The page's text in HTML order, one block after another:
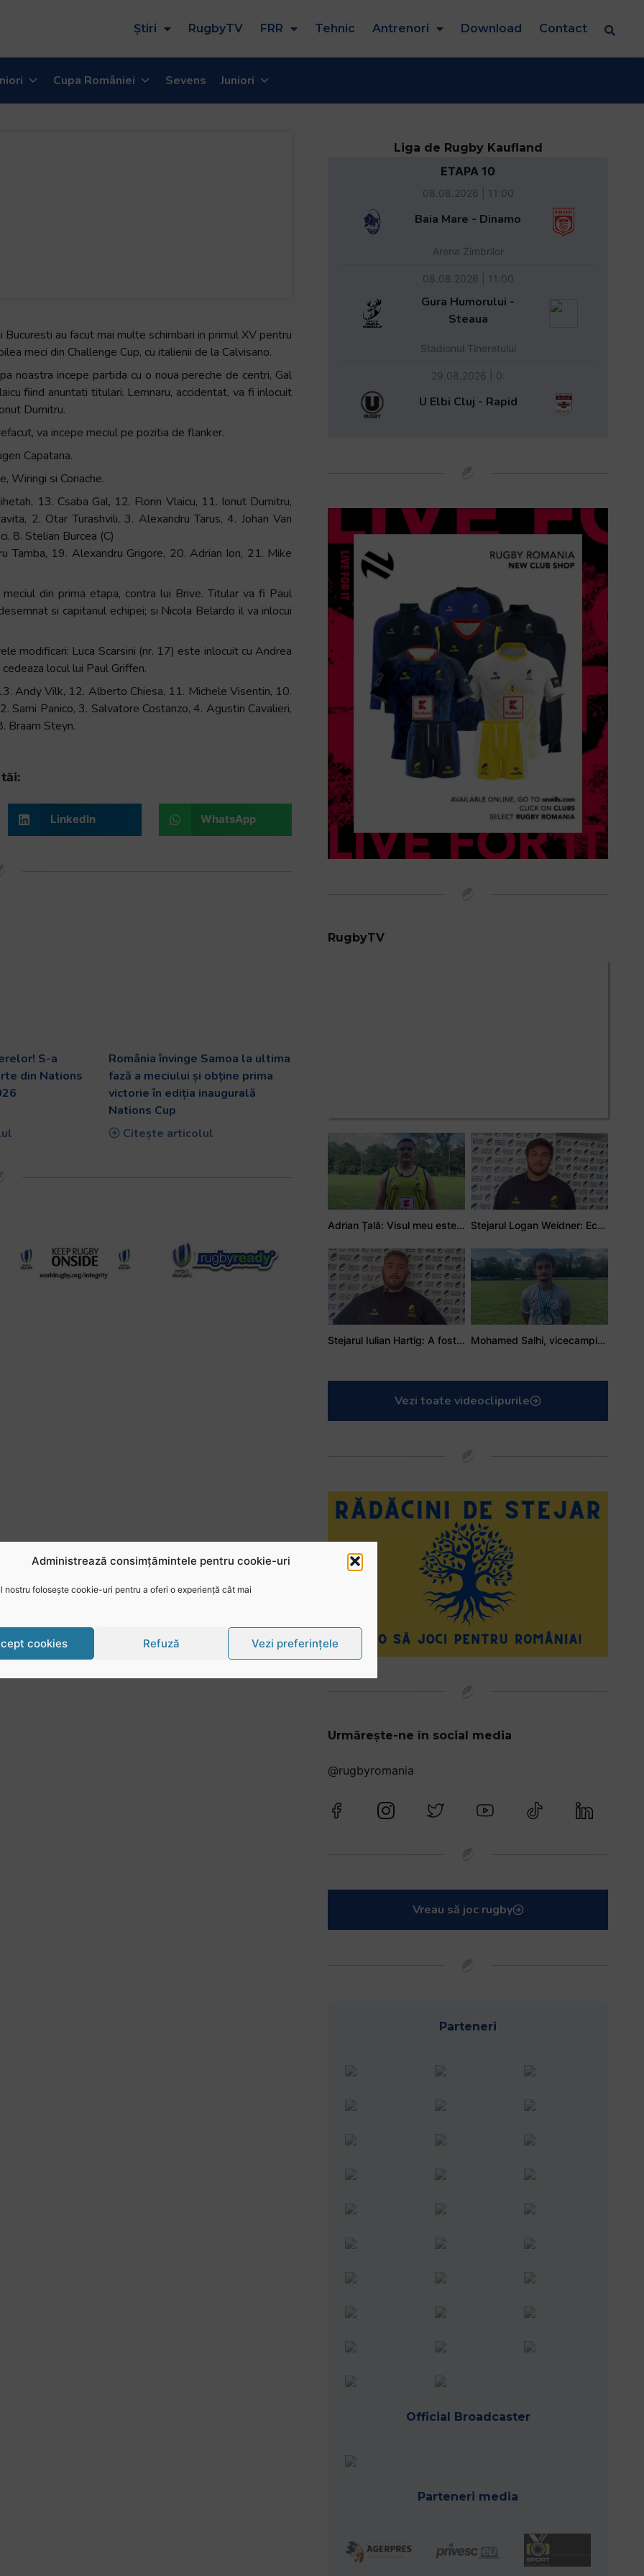
Administrează consimțămintele pentru cookie-uri
nostru folosește cookie-uri pentru a oferi o experiență cât mai
cookies Refuză Vezi preferințele
Știri RugbyTV FRR Tehnic Antrenori Download Contact
Cupa României Sevens Juniori
Bucuresti au facut mai multe schimbari in primul XV pentru
meci din Challenge Cup, cu italienii de la Calvisano.
noastra incepe partida cu o noua pereche de centri, Gal
fiind anuntati titulari. Lemnaru, accidentat, va fi inlocuit
Dumitru.
va incepe meciul pe pozitia de flanker.
Capatana.
Wiringi si Conache.
13. Csaba Gal, 12. Florin Vlaicu, 11. Ionut Dumitru,
2. Otar Turashvili, 3. Alexandru Tarus, 4. Johan Van
8. Stelian Burcea (C)
Tamba, 19. Alexandru Grigore, 20. Adrian Ion, 21. Mike
din prima etapa, contra lui Brive. Titular va fi Paul
si capitanul echipei; si Nicola Belardo il va inlocui
modificari: Luca Scarsini (nr. 17) este inlocuit cu Andrea
locul lui Paul Griffen.
Andy Vilk, 12. Alberto Chiesa, 11. Michele Visentin, 10.
Panico, 3. Salvatore Costanzo, 4. Agustin Cavalieri,
Braam Steyn.
LinkedIn WhatsApp
S-a
din Nations
România învinge Samoa la ultima
fază a meciului și obține prima
victorie în ediția inaugurală
Nations Cup
Citește articolul
Liga de Rugby Kaufland
ETAPA 10
08.08.2026 | 11:00
Baia Mare - Dinamo
Arena Zimbrilor
08.08.2026 | 11:00
Gura Humorului -
Steaua
Stadionul Tineretului
29.08.2026 | 0:
U Elbi Cluj - Rapid
RugbyTV
Adrian Țală: Visul meu este să debutez pentru România Stejarul Logan Weidner: Echipa a muncit mult, iar asta se va vedea în meciurile de la Nations Cup
Stejarul Iulian Hartig: A fost un turneu care a unit mai mult echipa Mohamed Salhi, vicecampion național juniori I: Rugby-ul te învață să accepți și înfrângerile
Vezi toate videoclipurile
Urmărește-ne în social media
@rugbyromania
Vreau să joc rugby
Parteneri
Official Broadcaster
Parteneri media